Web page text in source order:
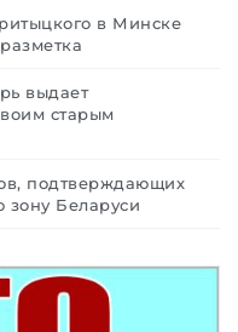
в Минске
выдает
старым
подтверждающих
зону Беларуси